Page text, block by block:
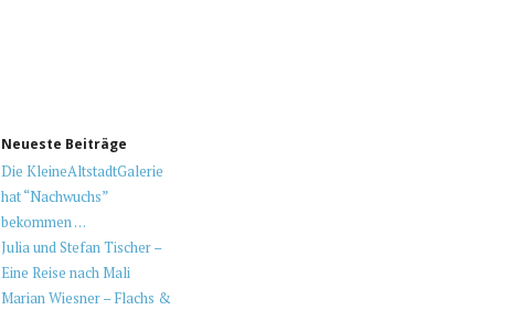
Neueste Beiträge
Die KleineAltstadtGalerie
hat “Nachwuchs”
bekommen …
Julia und Stefan Tischer –
Eine Reise nach Mali
Marian Wiesner – Flachs &